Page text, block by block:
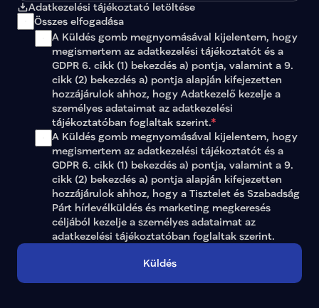
Adatkezelési tájékoztató letöltése
Összes elfogadása
A Küldés gomb megnyomásával kijelentem, hogy
megismertem az adatkezelési tájékoztatót és a
GDPR 6. cikk (1) bekezdés a) pontja, valamint a 9.
cikk (2) bekezdés a) pontja alapján kifejezetten
hozzájárulok ahhoz, hogy Adatkezelő kezelje a
személyes adataimat az adatkezelési
tájékoztatóban foglaltak szerint.*
A Küldés gomb megnyomásával kijelentem, hogy
megismertem az adatkezelési tájékoztatót és a
GDPR 6. cikk (1) bekezdés a) pontja, valamint a 9.
cikk (2) bekezdés a) pontja alapján kifejezetten
hozzájárulok ahhoz, hogy a Tisztelet és Szabadság
Párt hírlevélküldés és marketing megkeresés
adatkezelési tájékoztatóban foglaltak szerint.
Küldés